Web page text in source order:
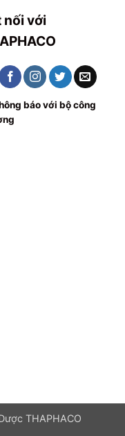
nối với
báo với bộ công
THAPHACO